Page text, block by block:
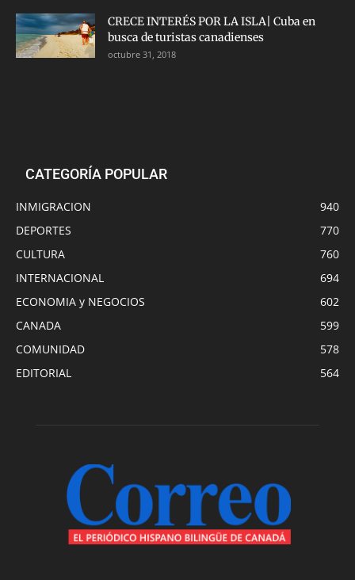
CRECE INTERÉS POR LA ISLA| Cuba en
busca de turistas canadienses
octubre 31, 2018
CATEGORÍA POPULAR
INMIGRACION
940
DEPORTES
770
CULTURA
760
INTERNACIONAL
694
ECONOMIA y NEGOCIOS
602
CANADA
599
COMUNIDAD
578
EDITORIAL
564